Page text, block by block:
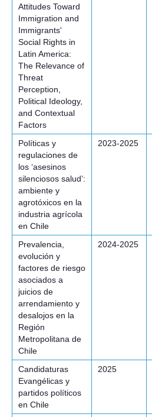
Attitudes Toward
Immigration and
Immigrants'
Social Rights in
Latin America:
The Relevance of
Threat
Perception,
Political Ideology,
and Contextual
Factors
Políticas y
regulaciones de
los ‘asesinos
silenciosos salud’:
ambiente y
agrotóxicos en la
industria agrícola
en Chile
2023-2025
Prevalencia,
evolución y
factores de riesgo
asociados a
juicios de
arrendamiento y
desalojos en la
Región
Metropolitana de
Chile
2024-2025
Candidaturas
Evangélicas y
partidos políticos
en Chile
2025